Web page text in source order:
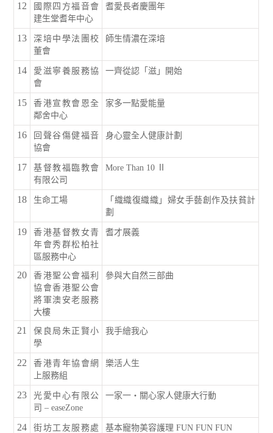
12
國際四方福音會
建生堂耆年中心
耆愛長者慶團年
13
深培中學法團校
董會
師生情濃在深培
14
愛滋寧養服務協
會
一齊從認「滋」開始
15
香港宣教會恩全
鄰舍中心
家多一點愛能量
16
回聲谷傷健福音
協會
身心靈全人健康計劃
17
基督教福臨教會
有限公司
More Than 10 Ⅱ
18 生命工場
「織織復織織」婦女手藝創作及扶貧計
劃
19
香港基督教女青
年會秀群松柏社
區服務中心
耆才展義
20
香港聖公會福利
協會香港聖公會
將軍澳安老服務
大樓
參與大自然三部曲
21
保良局朱正賢小
學
我手繪我心
22
香港青年協會網
上服務組
樂活人生
23
光愛中心有限公
司 – easeZone
一家一‧關心家人健康大行動
24
街坊工友服務處
基本寵物美容護理 FUN FUN FUN